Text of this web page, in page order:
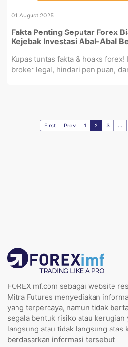
01 August 2025
Fakta Penting Seputar Forex
Kejebak Investasi Abal-Abal
Kupas tuntas fakta & hoaks
broker legal, hindari penipuan,
First Prev 1 2 3 ...
FOREXimf.com sebagai website
Mitra Futures menyediakan
yang terpercaya, namun tidak
segala bentuk risiko atau kerugian
langsung atau tidak langsung atas
berdasarkan informasi tersebut